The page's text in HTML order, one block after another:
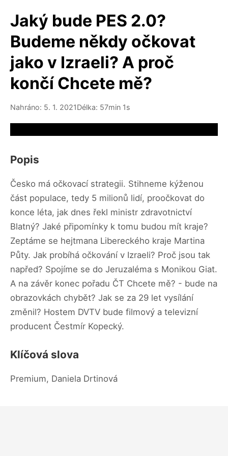
Jaký bude PES 2.0?
Budeme někdy očkovat
jako v Izraeli? A proč
končí Chcete mě?
Nahráno: 5. 1. 2021Délka: 57min 1s
Popis
Česko má očkovací strategii. Stihneme kýženou
část populace, tedy 5 milionů lidí, proočkovat do
konce léta, jak dnes řekl ministr zdravotnictví
Blatný? Jaké připomínky k tomu budou mít kraje?
Zeptáme se hejtmana Libereckého kraje Martina
Půty. Jak probíhá očkování v Izraeli? Proč jsou tak
napřed? Spojíme se do Jeruzaléma s Monikou Giat.
A na závěr konec pořadu ČT Chcete mě? - bude na
obrazovkách chybět? Jak se za 29 let vysílání
změnil? Hostem DVTV bude filmový a televizní
producent Čestmír Kopecký.
Klíčová slova
Premium, Daniela Drtinová